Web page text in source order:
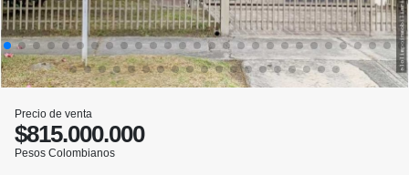
Precio de venta
$815.000.000
Pesos Colombianos